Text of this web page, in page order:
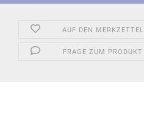
AUF DEN MERKZETTEL
FRAGE ZUM PRODUKT